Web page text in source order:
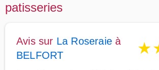
patisseries
Avis sur La Roseraie à
BELFORT
★